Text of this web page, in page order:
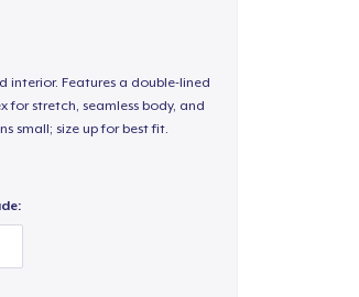
interior. Features a double-lined
for stretch, seamless body, and
small; size up for best fit.